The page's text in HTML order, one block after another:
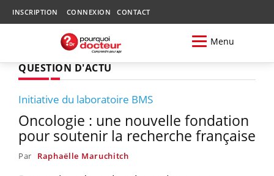
INSCRIPTION CONNEXION CONTACT
Menu
QUESTION D'ACTU
Initiative du laboratoire BMS
Oncologie : une nouvelle fondation
pour soutenir la recherche française
Par Raphaëlle Maruchitch